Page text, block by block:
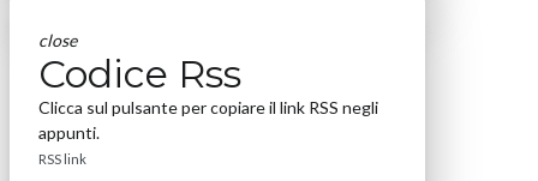
close
Codice Rss
Clicca sul pulsante per copiare il link RSS negli
appunti.
RSS link